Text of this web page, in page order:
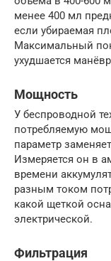
менее 400 мл
если убираемая
Максимальный
ухудшается
Мощность
У беспроводной
потребляемую
параметр
Измеряется он в
времени
разным током
какой щеткой
электрической.
Фильтрация